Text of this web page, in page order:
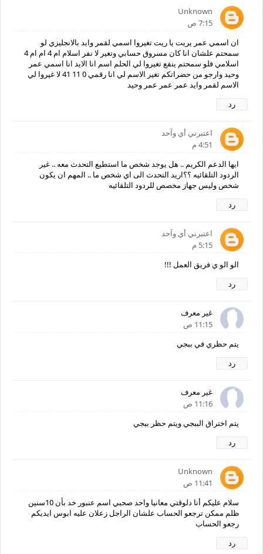
Unknown
7:15 ص
ان اسمي عمر يريت يا ريت تغيروا اسمي لقمر وايد بالانجليزي لو
سمحتم علشان انا كان مسروق حسابي وتغير لا نفر اسلام ام 4 ام ام 4
اسلامي فلو سمحتم ينفع تغيروا لي الحلم اسم انا الايد انا اسمي عمر
وحيد وارجو من حضراتكم تغير الاسم لي انا رقمي 0 11 41 لا غيروا لي
الاسم لقمر وايد عمر عمر عمر وحيد
رد
اعتبرني أي وآحد
4:51 م
ايها الدعم الكريم .. هل يوجد شخص ما استطيع التحدث معه .. غير
الردود التلقائيه ؟؟اريد التحدث الى اي شخص ما .. المهم ان يكون
شخص وليس جهاز مخصص للردود التلقائيه
رد
اعتبرني أي وآحد
5:15 م
الو الو ي فريق العمل !!!
رد
غير معرف
11:15 ص
يتم حظري في ببجي
رد
غير معرف
11:16 ص
يتم اختراق الببجي ويتم حظر ببجي
رد
Unknown
11:41 ص
سلام عليكم أنا دلوقتي معانيا واحد صحبي اسم عنبور خد بأن 10سنين
ظلم ممكن ترجعو الحساب علشان الراجل زعلان عليه ابوس ايديكم
رجعو الحساب
رد